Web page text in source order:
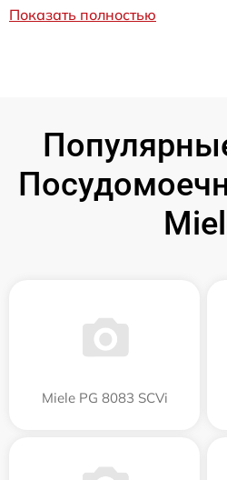
Показать полностью
Miele PG 8083 SCVi